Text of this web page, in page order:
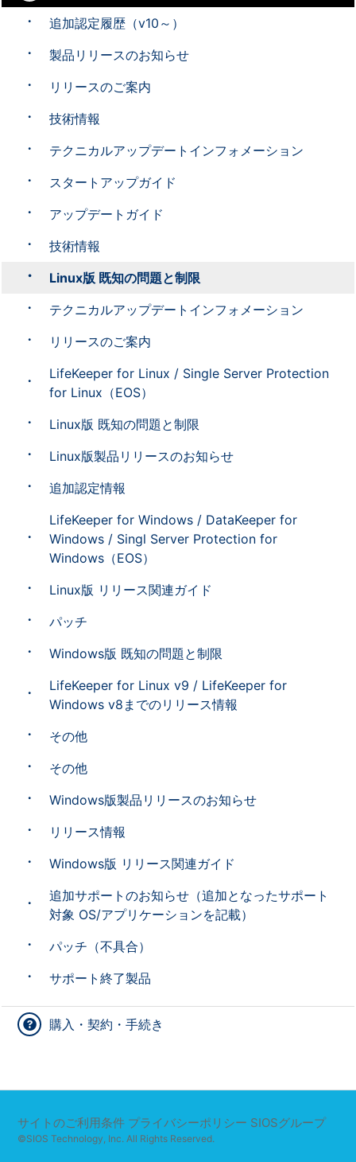
追加認定履歴（v10～）
製品リリースのお知らせ
リリースのご案内
技術情報
テクニカルアップデートインフォメーション
スタートアップガイド
アップデートガイド
技術情報
Linux版 既知の問題と制限
テクニカルアップデートインフォメーション
リリースのご案内
LifeKeeper for Linux / Single Server Protection
for Linux（EOS）
Linux版 既知の問題と制限
Linux版製品リリースのお知らせ
追加認定情報
LifeKeeper for Windows / DataKeeper for
Windows / Singl Server Protection for
Windows（EOS）
Linux版 リリース関連ガイド
パッチ
Windows版 既知の問題と制限
LifeKeeper for Linux v9 / LifeKeeper for
Windows v8までのリリース情報
その他
その他
Windows版製品リリースのお知らせ
リリース情報
Windows版 リリース関連ガイド
追加サポートのお知らせ（追加となったサポート
対象 OS/アプリケーションを記載）
パッチ（不具合）
サポート終了製品
購入・契約・手続き
サイトのご利用条件 プライバシーポリシー SIOSグループ
©SIOS Technology, Inc. All Rights Reserved.